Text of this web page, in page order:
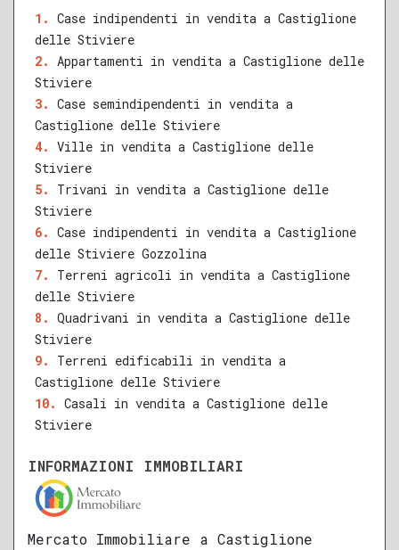
QUALSIASI SUPERFICIE
A B C D
Case indipendenti in vendita a Castiglione
delle Stiviere
Appartamenti in vendita a Castiglione delle
Stiviere
Case semindipendenti in vendita a
Castiglione delle Stiviere
Ville in vendita a Castiglione delle
Stiviere
Trivani in vendita a Castiglione delle
Stiviere
Case indipendenti in vendita a Castiglione
delle Stiviere Gozzolina
Terreni agricoli in vendita a Castiglione
delle Stiviere
Quadrivani in vendita a Castiglione delle
Stiviere
Terreni edificabili in vendita a
Castiglione delle Stiviere
Casali in vendita a Castiglione delle
Stiviere
INFORMAZIONI IMMOBILIARI
Mercato Immobiliare a Castiglione